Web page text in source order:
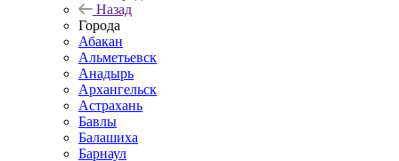
Назад
Города
Абакан
Альметьевск
Анадырь
Архангельск
Астрахань
Бавлы
Балашиха
Барнаул